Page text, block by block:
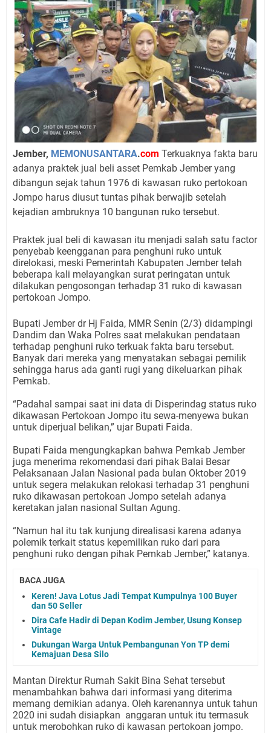
Jember, MEMONUSANTARA.com Terkuaknya fakta baru
adanya praktek jual beli asset Pemkab Jember yang
dibangun sejak tahun 1976 di kawasan ruko pertokoan
Jompo harus diusut tuntas pihak berwajib setelah
kejadian ambruknya 10 bangunan ruko tersebut.
Praktek jual beli di kawasan itu menjadi salah satu factor
penyebab keengganan para penghuni ruko untuk
direlokasi, meski Pemerintah Kabupaten Jember telah
beberapa kali melayangkan surat peringatan untuk
dilakukan pengosongan terhadap 31 ruko di kawasan
pertokoan Jompo.
Bupati Jember dr Hj Faida, MMR Senin (2/3) didampingi
Dandim dan Waka Polres saat melakukan pendataan
terhadap penghuni ruko terkuak fakta baru tersebut.
Banyak dari mereka yang menyatakan sebagai pemilik
sehingga harus ada ganti rugi yang dikeluarkan pihak
Pemkab.
“Padahal sampai saat ini data di Disperindag status ruko
dikawasan Pertokoan Jompo itu sewa-menyewa bukan
untuk diperjual belikan,” ujar Bupati Faida.
Bupati Faida mengungkapkan bahwa Pemkab Jember
juga menerima rekomendasi dari pihak Balai Besar
Pelaksanaan Jalan Nasional pada bulan Oktober 2019
untuk segera melakukan relokasi terhadap 31 penghuni
ruko dikawasan pertokoan Jompo setelah adanya
keretakan jalan nasional Sultan Agung.
“Namun hal itu tak kunjung direalisasi karena adanya
polemik terkait status kepemilikan ruko dari para
penghuni ruko dengan pihak Pemkab Jember,” katanya.
BACA JUGA
Keren! Java Lotus Jadi Tempat Kumpulnya 100 Buyer
dan 50 Seller
Dira Cafe Hadir di Depan Kodim Jember, Usung Konsep
Vintage
Dukungan Warga Untuk Pembangunan Yon TP demi
Kemajuan Desa Silo
Mantan Direktur Rumah Sakit Bina Sehat tersebut
menambahkan bahwa dari informasi yang diterima
memang demikian adanya. Oleh karenannya untuk tahun
2020 ini sudah disiapkan anggaran untuk itu termasuk
untuk merobohkan ruko di kawasan pertokoan jompo.